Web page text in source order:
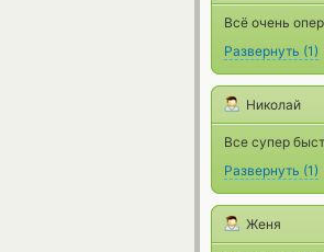
Всё очень
Развернуть (1)
Николай
Все супер
Развернуть (1)
Женя